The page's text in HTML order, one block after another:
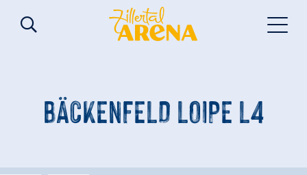
BÄCKENFELD LOIPE L4